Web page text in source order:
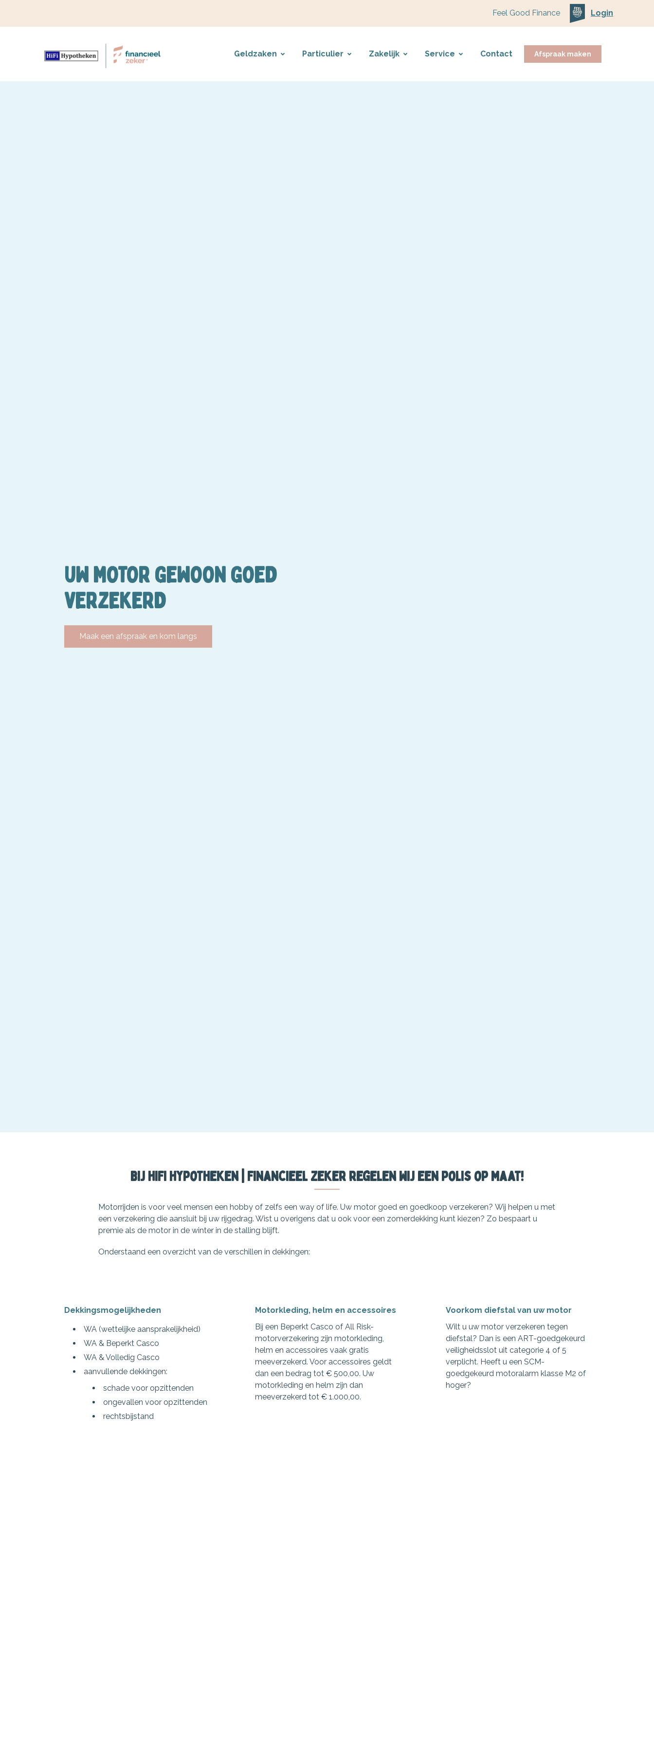
Feel Good Finance Login
Geldzaken Particulier Zakelijk Service Contact Afspraak maken
UW MOTOR GEWOON GOED
VERZEKERD
Maak een afspraak en kom langs
Bij HiFi Hypotheken | Financieel Zeker regelen wij een polis op maat!
Motorrijden is voor veel mensen een hobby of zelfs een way of life. Uw motor goed en goedkoop verzekeren? Wij helpen u met
een verzekering die aansluit bij uw rijgedrag. Wist u overigens dat u ook voor een zomerdekking kunt kiezen? Zo bespaart u
premie als de motor in de winter in de stalling blijft.
Onderstaand een overzicht van de verschillen in dekkingen:
Dekkingsmogelijkheden
WA (wettelijke aansprakelijkheid)
WA & Beperkt Casco
WA & Volledig Casco
aanvullende dekkingen:
schade voor opzittenden
ongevallen voor opzittenden
rechtsbijstand
Motorkleding, helm en accessoires
Bij een Beperkt Casco of All Risk-
motorverzekering zijn motorkleding,
helm en accessoires vaak gratis
meeverzekerd. Voor accessoires geldt
dan een bedrag tot € 500,00. Uw
motorkleding en helm zijn dan
meeverzekerd tot € 1.000,00.
Voorkom diefstal van uw motor
Wilt u uw motor verzekeren tegen
diefstal? Dan is een ART-goedgekeurd
veiligheidsslot uit categorie 4 of 5
verplicht. Heeft u een SCM-
goedgekeurd motoralarm klasse M2 of
hoger?